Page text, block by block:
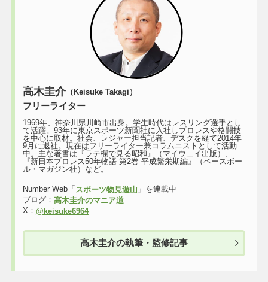
高木圭介（Keisuke Takagi）
フリーライター
1969年、神奈川県川崎市出身。学生時代はレスリング選手とし
て活躍。93年に東京スポーツ新聞社に入社しプロレスや格闘技
を中心に取材。社会、レジャー担当記者、デスクを経て2014年
9月に退社。現在はフリーライター兼コラムニストとして活動
中。主な著書は『ラテ欄で見る昭和』（マイウェイ出版）、
『新日本プロレス50年物語 第2巻 平成繁栄期編』（ベースボー
ル・マガジン社）など。
Number Web「 スポーツ物見遊山 」を連載中
ブログ： 高木圭介のマニア道
X： @keisuke6964
高木圭介の執筆・監修記事